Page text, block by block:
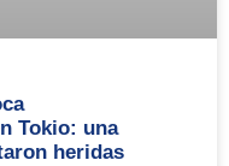
Tokio: una
heridas